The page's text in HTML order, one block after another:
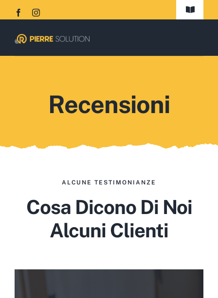
Salta
al
contenuto
Toggle
Home
Recensioni
ALCUNE TESTIMONIANZE
Cosa Dicono Di Noi
Alcuni Clienti